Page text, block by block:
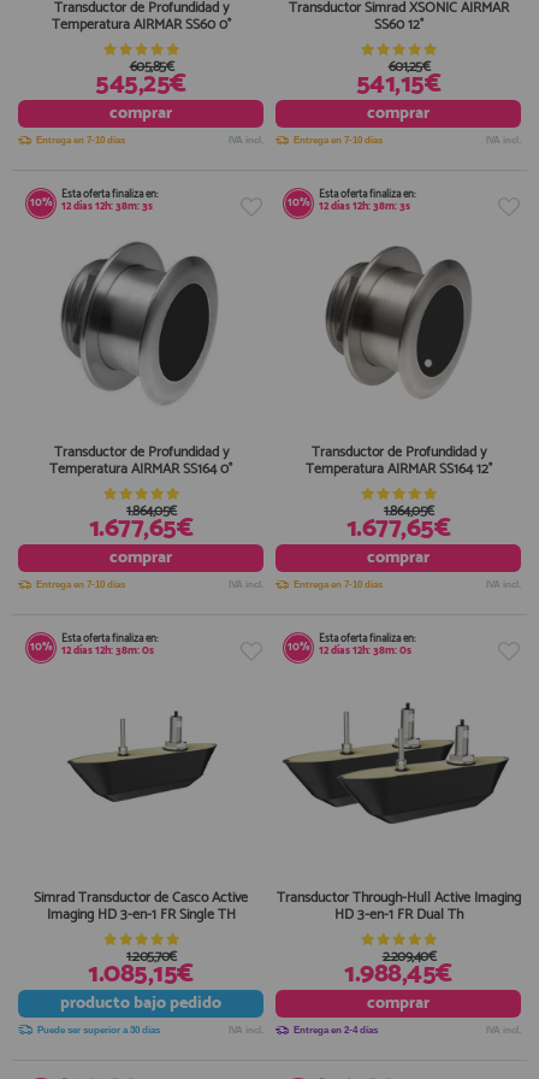
Transductor de Profundidad y
Temperatura AIRMAR SS60 0°
545,25€
605,85€
comprar
Entrega en 7-10 días IVA incl.
Transductor Simrad XSONIC AIRMAR
SS60 12°
541,15€
601,25€
comprar
Entrega en 7-10 días IVA incl.
10% Esta oferta finaliza en:
12días12h:38m:3s
Transductor de Profundidad y
Temperatura AIRMAR SS164 0°
1.677,65€
1.864,05€
comprar
Entrega en 7-10 días IVA incl.
10% Esta oferta finaliza en:
12días12h:38m:3s
Transductor de Profundidad y
Temperatura AIRMAR SS164 12°
1.677,65€
1.864,05€
comprar
Entrega en 7-10 días IVA incl.
10% Esta oferta finaliza en:
12días12h:38m:0s
Simrad Transductor de Casco Active
Imaging HD 3-en-1 FR Single TH
1.085,15€
1.205,70€
productobajo pedido
Puede ser superior a 30 días IVA incl.
10% Esta oferta finaliza en:
12días12h:38m:0s
Transductor Through-Hull Active Imaging
HD 3-en-1 FR Dual Th
1.988,45€
2.209,40€
comprar
Entrega en 2-4 días IVA incl.